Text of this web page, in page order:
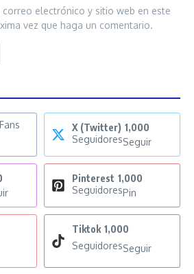
correo electrónico y sitio web en este
vez que haga un comentario.
Fans
X (Twitter) 1,000
SeguidoresSeguir
Pinterest 1,000
SeguidoresPin
Tiktok 1,000
SeguidoresSeguir